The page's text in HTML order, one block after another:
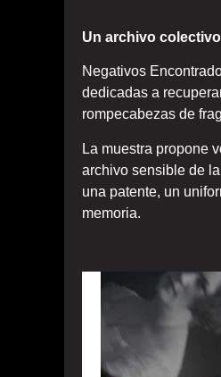
Un archivo
Negativos
dedicadas a
rompecabezas de
La muestra propone
archivo sensible de
una patente, un
memoria.